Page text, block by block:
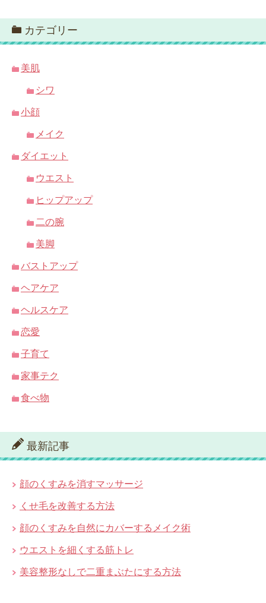
カテゴリー
美肌
シワ
小顔
メイク
ダイエット
ウエスト
ヒップアップ
二の腕
美脚
バストアップ
ヘアケア
ヘルスケア
恋愛
子育て
家事テク
食べ物
最新記事
顔のくすみを消すマッサージ
くせ毛を改善する方法
顔のくすみを自然にカバーするメイク術
ウエストを細くする筋トレ
美容整形なしで二重まぶたにする方法